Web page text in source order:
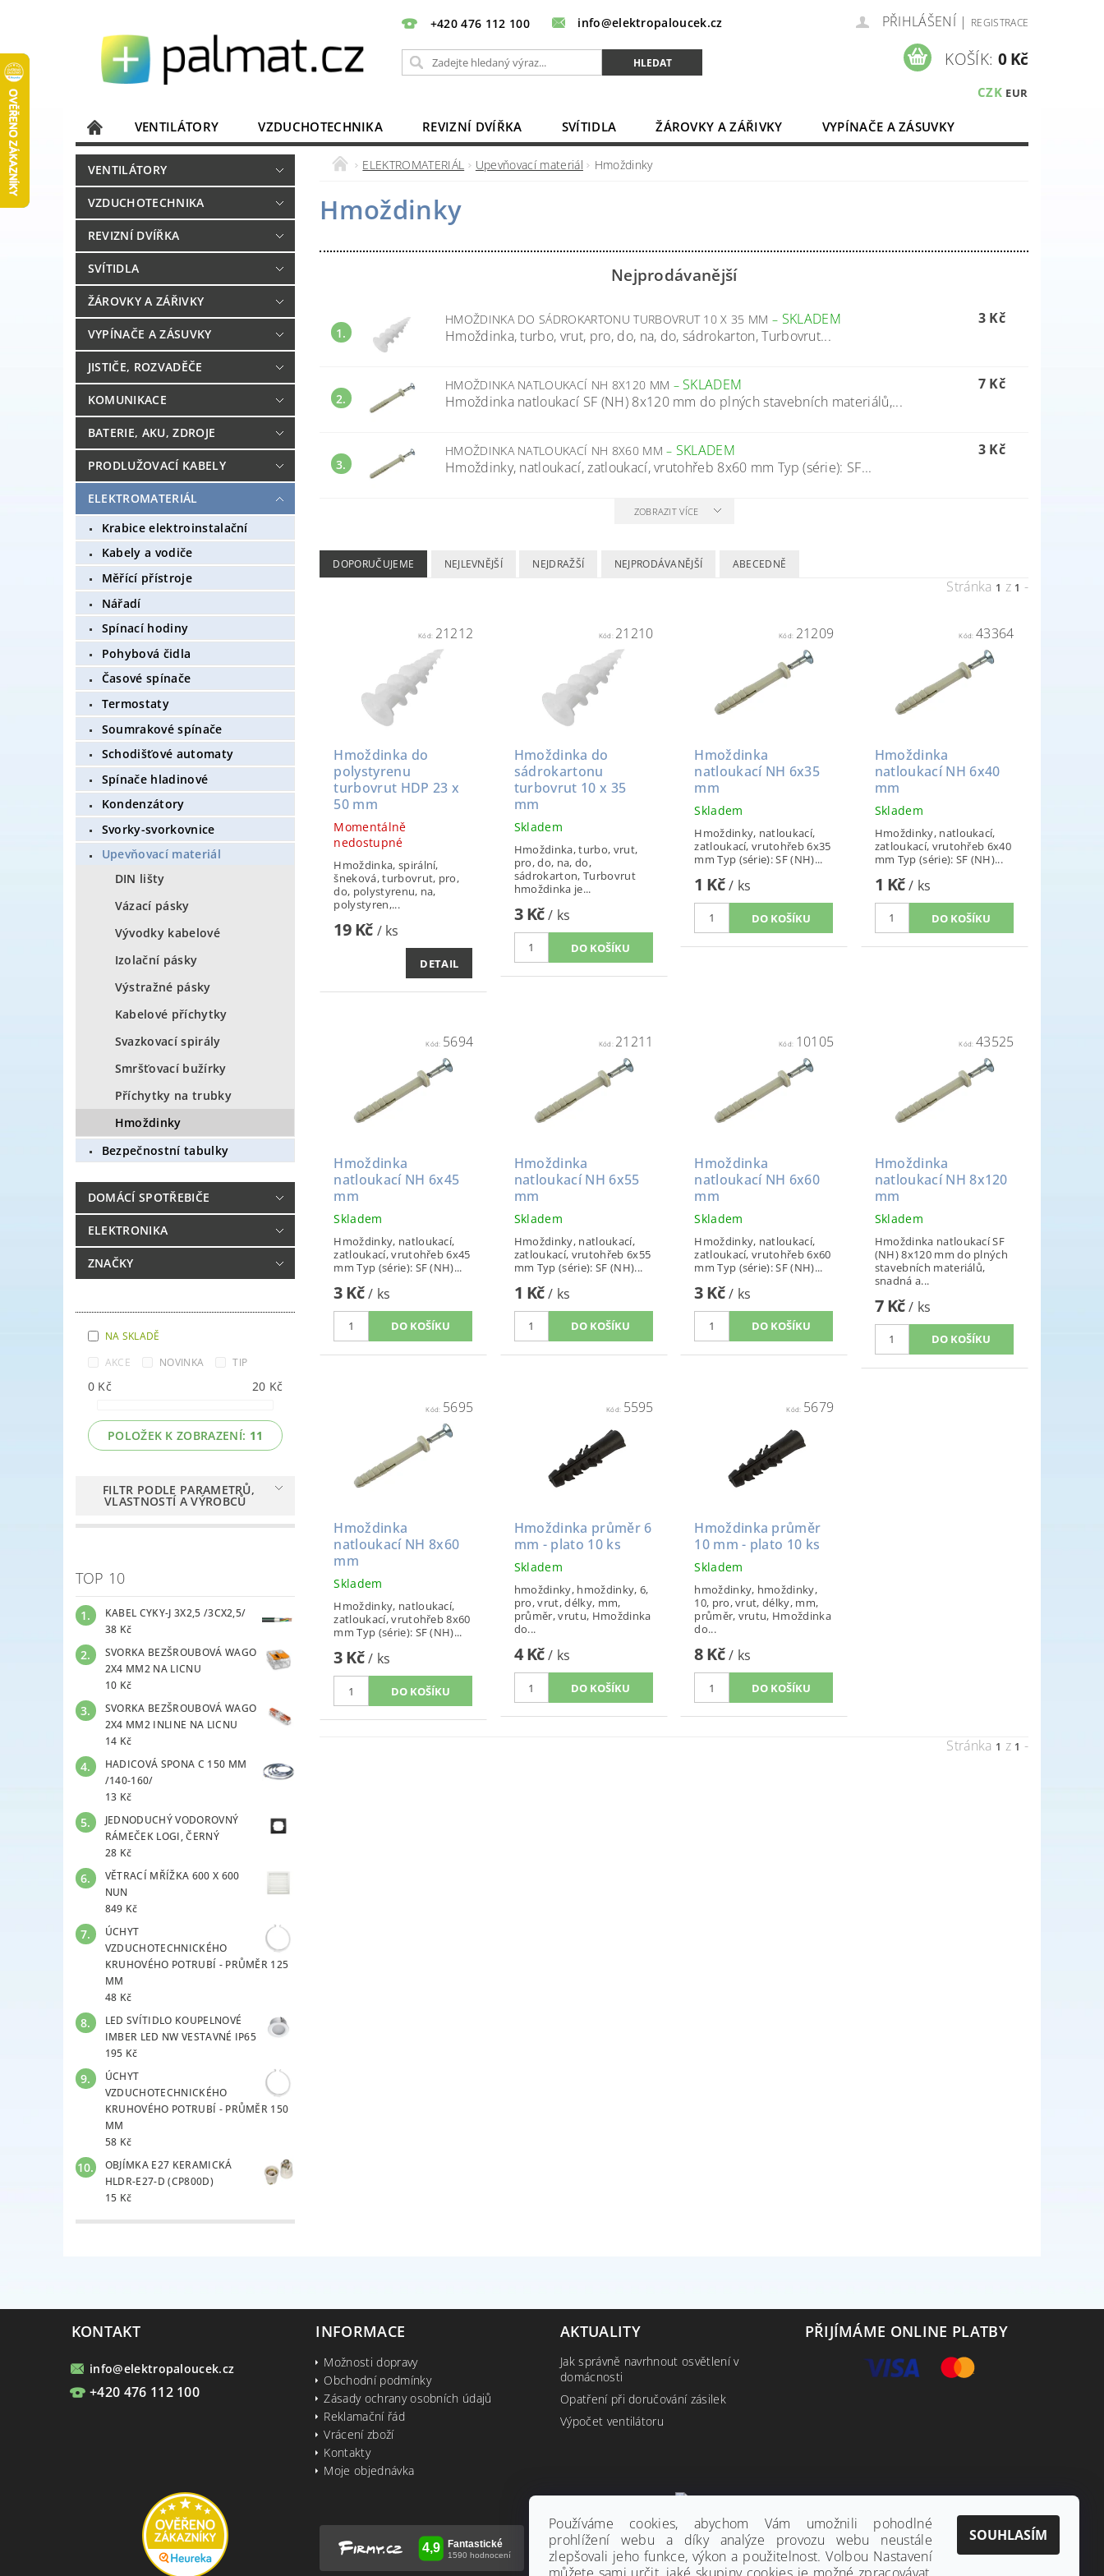
+420 476 112 100 info@elektropaloucek.cz PŘIHLÁŠENÍ | REGISTRACE
CZK EUR
KOŠÍK: 0 Kč
VENTILÁTORY VZDUCHOTECHNIKA REVIZNÍ DVÍŘKA SVÍTIDLA ŽÁROVKY A ZÁŘIVKY
VYPÍNAČE A ZÁSUVKY
JISTIČE, ROZVADĚČE
KOMUNIKACE BATERIE, AKU, ZDROJE
DOMÁCÍ SPOTŘEBIČE
ELEKTRONIKA
VENTILÁTORY
VZDUCHOTECHNIKA
REVIZNÍ DVÍŘKA
SVÍTIDLA
ŽÁROVKY A ZÁŘIVKY
VYPÍNAČE A ZÁSUVKY
JISTIČE, ROZVADĚČE
KOMUNIKACE
BATERIE, AKU, ZDROJE
PRODLUŽOVACÍ KABELY
ELEKTROMATERIÁL
Krabice elektroinstalační
Kabely a vodiče
Měřící přístroje
Nářadí
Spínací hodiny
Pohybová čidla
Časové spínače
Termostaty
Soumrakové spínače
Schodišťové automaty
Spínače hladinové
Kondenzátory
Svorky-svorkovnice
Upevňovací materiál
DIN lišty
Vázací pásky
Vývodky kabelové
Izolační pásky
Výstražné pásky
Kabelové příchytky
Svazkovací spirály
Smršťovací bužírky
Příchytky na trubky
Hmoždinky
Bezpečnostní tabulky
DOMÁCÍ SPOTŘEBIČE
ELEKTRONIKA
ZNAČKY
NA SKLADĚ
AKCE
NOVINKA TIP
0 Kč 20 Kč
POLOŽEK K ZOBRAZENÍ: 11
FILTR PODLE PARAMETRŮ,
VLASTNOSTÍ A VÝROBCŮ
TOP 10
KABEL CYKY-J 3X2,5 /3CX2,5/
38 Kč
SVORKA BEZŠROUBOVÁ WAGO
2X4 MM2 NA LICNU
10 Kč
SVORKA BEZŠROUBOVÁ WAGO
2X4 MM2 INLINE NA LICNU
14 Kč
HADICOVÁ SPONA C 150 MM
/140-160/
13 Kč
JEDNODUCHÝ VODOROVNÝ
RÁMEČEK LOGI, ČERNÝ
28 Kč
VĚTRACÍ MŘÍŽKA 600 X 600
NUN
849 Kč
ÚCHYT
VZDUCHOTECHNICKÉHO
KRUHOVÉHO POTRUBÍ - PRŮMĚR 125
MM
48 Kč
LED SVÍTIDLO KOUPELNOVÉ
IMBER LED NW VESTAVNÉ IP65
195 Kč
ÚCHYT
VZDUCHOTECHNICKÉHO
KRUHOVÉHO POTRUBÍ - PRŮMĚR 150
MM
58 Kč
OBJÍMKA E27 KERAMICKÁ
HLDR-E27-D (CP800D)
15 Kč
ELEKTROMATERIÁL Upevňovací materiál Hmoždinky
Hmoždinky
Nejprodávanější
1.
HMOŽDINKA DO SÁDROKARTONU TURBOVRUT 10 X 35 MM – SKLADEM
Hmoždinka, turbo, vrut, pro, do, na, do, sádrokarton, Turbovrut...
3 Kč
2.
HMOŽDINKA NATLOUKACÍ NH 8X120 MM – SKLADEM
Hmoždinka natloukací SF (NH) 8x120 mm do plných stavebních materiálů,...
7 Kč
3.
HMOŽDINKA NATLOUKACÍ NH 8X60 MM– SKLADEM
Hmoždinky, natloukací, zatloukací, vrutohřeb 8x60 mm Typ (série): SF...
3 Kč
ZOBRAZIT VÍCE
DOPORUČUJEME NEJLEVNĚJŠÍ NEJDRAŽŠÍ NEJPRODÁVANĚJŠÍ ABECEDNĚ
Stránka 1 z 1 -
Kód: 21212
Hmoždinka do
polystyrenu
turbovrut HDP 23 x
50 mm
Momentálně
nedostupné
Hmoždinka, spirální,
šneková, turbovrut, pro,
do, polystyrenu, na,
polystyren,...
19 Kč / ks
DETAIL
Kód: 21210
Hmoždinka do
sádrokartonu
turbovrut 10 x 35
mm
Skladem
Hmoždinka, turbo, vrut,
pro, do, na, do,
sádrokarton, Turbovrut
hmoždinka je...
3 Kč/ ks
Kód: 21209
Hmoždinka
natloukací NH 6x35
mm
Skladem
Hmoždinky, natloukací,
zatloukací, vrutohřeb 6x35
mm Typ (série): SF (NH)...
1 Kč/ ks
Kód:43364
Hmoždinka
natloukací NH 6x40
mm
Skladem
Hmoždinky, natloukací,
zatloukací, vrutohřeb 6x40
mm Typ (série): SF (NH)...
1 Kč/ ks
Kód: 5694
Hmoždinka
natloukací NH 6x45
mm
Skladem
Hmoždinky, natloukací,
zatloukací, vrutohřeb 6x45
mm Typ (série): SF (NH)...
3 Kč/ ks
Kód: 21211
Hmoždinka
natloukací NH 6x55
mm
Skladem
Hmoždinky, natloukací,
zatloukací, vrutohřeb 6x55
mm Typ (série): SF (NH)...
1 Kč/ ks
Kód: 10105
Hmoždinka
natloukací NH 6x60
mm
Skladem
Hmoždinky, natloukací,
zatloukací, vrutohřeb 6x60
mm Typ (série): SF (NH)...
3 Kč/ ks
Kód:43525
Hmoždinka
natloukací NH 8x120
mm
Skladem
Hmoždinka natloukací SF
(NH) 8x120 mm do plných
stavebních materiálů,
snadná a...
7 Kč/ ks
Kód: 5695
Hmoždinka
natloukací NH 8x60
mm
Skladem
Hmoždinky, natloukací,
zatloukací, vrutohřeb 8x60
mm Typ (série): SF (NH)...
3 Kč/ ks
Kód: 5595
Hmoždinka průměr 6
mm - plato 10 ks
Skladem
hmoždinky, hmoždinky, 6,
pro, vrut, délky, mm,
průměr, vrutu, Hmoždinka
do...
4 Kč/ ks
Kód: 5679
Hmoždinka průměr
10 mm - plato 10 ks
Skladem
hmoždinky, hmoždinky,
10, pro, vrut, délky, mm,
průměr, vrutu, Hmoždinka
do...
8 Kč/ ks
Stránka 1 z 1 -
KONTAKT
info@elektropaloucek.cz
+420 476 112 100
INFORMACE
Možnosti dopravy
Obchodní podmínky
Zásady ochrany osobních údajů
Reklamační řád
Vrácení zboží
Kontakty
Moje objednávka
AKTUALITY
Jak správně navrhnout osvětlení v
domácnosti
Opatření při doručování zásilek
Výpočet ventilátoru
PŘIJÍMÁME ONLINE PLATBY
Používáme cookies, abychom Vám umožnili pohodlné
prohlížení webu a díky analýze provozu webu neustále
zlepšovali jeho funkce, výkon a použitelnost. Volbou Nastavení
SOUHLASÍM